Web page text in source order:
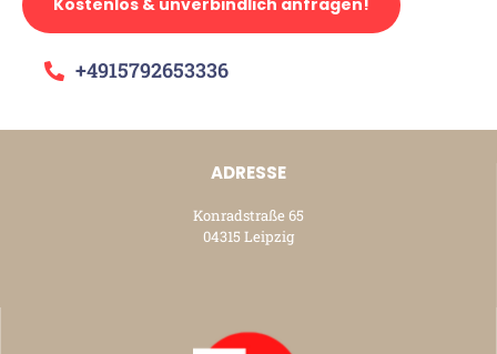
Kostenlos & unverbindlich anfragen!
+4915792653336
ADRESSE
Konradstraße 65
04315 Leipzig